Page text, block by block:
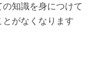
知識を身につけて
がなくなります